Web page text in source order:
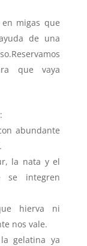
migas que
de una
que vaya
:
abundante
la nata y el
se integren
hierva ni
nos vale.
gelatina ya